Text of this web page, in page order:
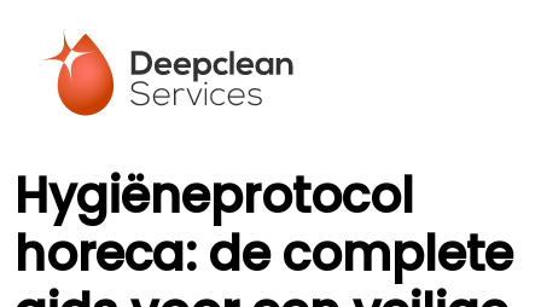
Hygiëneprotocol
horeca: de complete